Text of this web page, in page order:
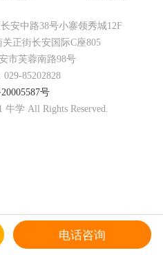
安中路38号小寨领秀城12F
正街长安国际C座805
市芙蓉南路98号
85202828
号
牛学 All Rights Reserved.
电话咨询